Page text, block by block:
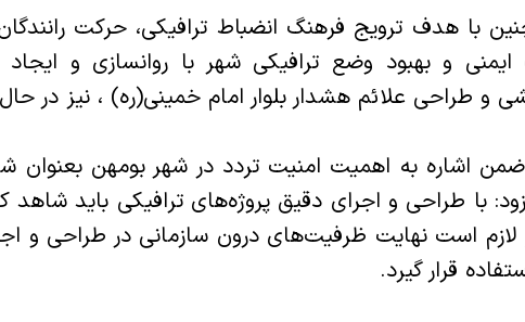
با هدف ترویج فرهنگ انضباط ترافیکی، حرکت
و بهبود وضع ترافیکی شهر با روانسازی و ایجاد
طراحی علائم هشدار بلوار امام خمینی(ره) ، نیز در
اشاره به اهمیت امنیت تردد در شهر بومهن بعنوان
با طراحی و اجرای دقیق پروژه‌های ترافیکی باید
است نهایت ظرفیت‌های درون سازمانی در طراحی و
قرار گیرد.